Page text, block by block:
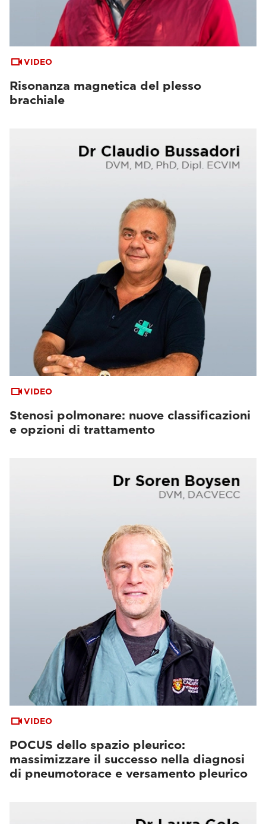
VIDEO
Risonanza magnetica del plesso
brachiale
VIDEO
Stenosi polmonare: nuove classificazioni
e opzioni di trattamento
VIDEO
POCUS dello spazio pleurico:
massimizzare il successo nella diagnosi
di pneumotorace e versamento pleurico